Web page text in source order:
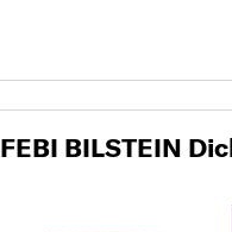
FEBI BILSTEIN